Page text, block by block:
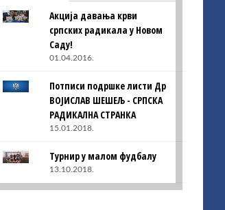
Акција давања крви
српских радикала у Новом
Саду!
01.04.2016.
Потписи подршке листи Др
ВОЈИСЛАВ ШЕШЕЉ - СРПСКА
РАДИКАЛНА СТРАНКА
15.01.2018.
Турнир у малом фудбалу
13.10.2018.